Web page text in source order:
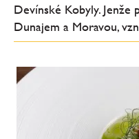
Devínské Kobyly. Jenže
Dunajem a Moravou,